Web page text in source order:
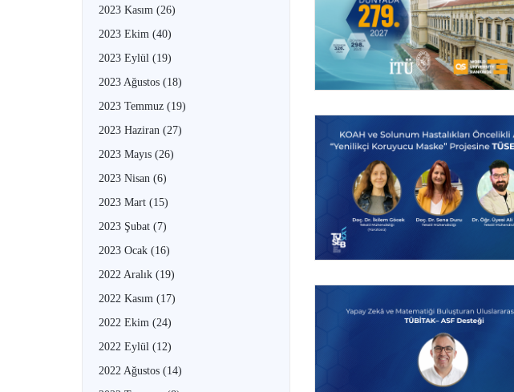
2023 Kasım (26)
2023 Ekim (40)
2023 Eylül (19)
2023 Ağustos (18)
2023 Temmuz (19)
2023 Haziran (27)
2023 Mayıs (26)
2023 Nisan (6)
2023 Mart (15)
2023 Şubat (7)
2023 Ocak (16)
2022 Aralık (19)
2022 Kasım (17)
2022 Ekim (24)
2022 Eylül (12)
2022 Ağustos (14)